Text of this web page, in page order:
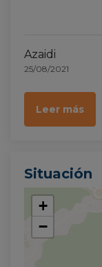
Azaidi
25/08/2021
Leer más
Situación
+
−